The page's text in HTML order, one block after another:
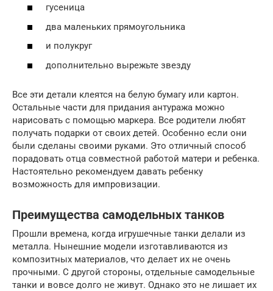
гусеница
два маленьких прямоугольника
и полукруг
дополнительно вырежьте звезду
Все эти детали клеятся на белую бумагу или картон.
Остальные части для придания антуража можно
нарисовать с помощью маркера. Все родители любят
получать подарки от своих детей. Особенно если они
были сделаны своими руками. Это отличный способ
порадовать отца совместной работой матери и ребенка.
Настоятельно рекомендуем давать ребенку
возможность для импровизации.
Преимущества самодельных танков
Прошли времена, когда игрушечные танки делали из
металла. Нынешние модели изготавливаются из
композитных материалов, что делает их не очень
прочными. С другой стороны, отдельные самодельные
танки и вовсе долго не живут. Однако это не лишает их